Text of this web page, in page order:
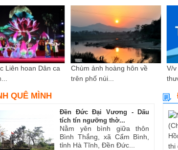
Liên hoan Dân ca
Chùm ảnh hoàng hôn về
trên phố núi...
V/
QUÊ MÌNH
Đền Đức Đại Vương - Dấu
tích tín ngưỡng thờ...
Nằm yên bình giữa thôn
Bình Thắng, xã Cẩm Bình,
tỉnh Hà Tĩnh, Đền Đức...